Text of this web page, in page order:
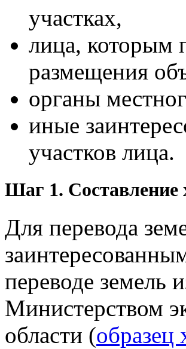
участках,
лица, которым
размещения
органы
иные
участков лица.
Шаг 1. Составление
Для перевода
переводе земель
Министерством
области (образец